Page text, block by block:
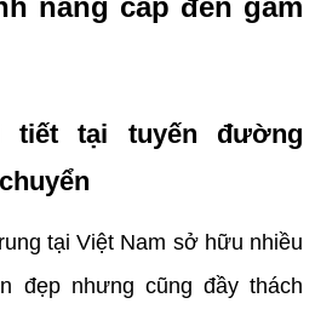
nâng cấp đèn gầm
tại tuyến đường
tại Việt Nam sở hữu nhiều
đẹp nhưng cũng đầy thách